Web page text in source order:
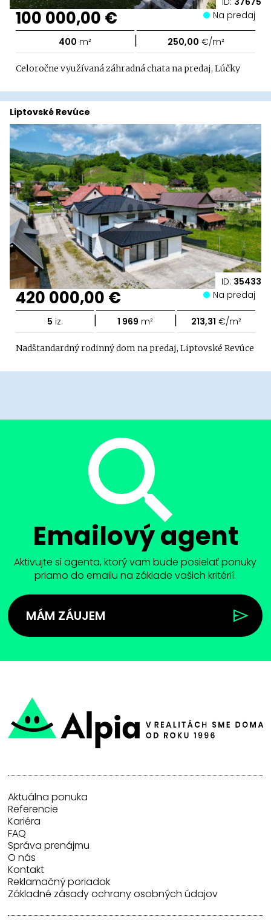
100 000,00 € Na predaj
400 m² | 250,00 €/m²
Celoročne využívaná záhradná chata na predaj, Lúčky
ID: 35433
Liptovské Revúce
420 000,00 € Na predaj
5 iz. | 1 969 m² | 213,31 €/m²
Nadštandardný rodinný dom na predaj, Liptovské Revúce
Emailový agent
Aktivujte si agenta, ktorý vam bude posielať ponuky
priamo do emailu na základe vašich kritérií.
MÁM ZÁUJEM
Aktuálna ponuka
Referencie
Kariéra
FAQ
Správa prenájmu
O nás
Kontakt
Reklamačný poriadok
Základné zásady ochrany osobných údajov